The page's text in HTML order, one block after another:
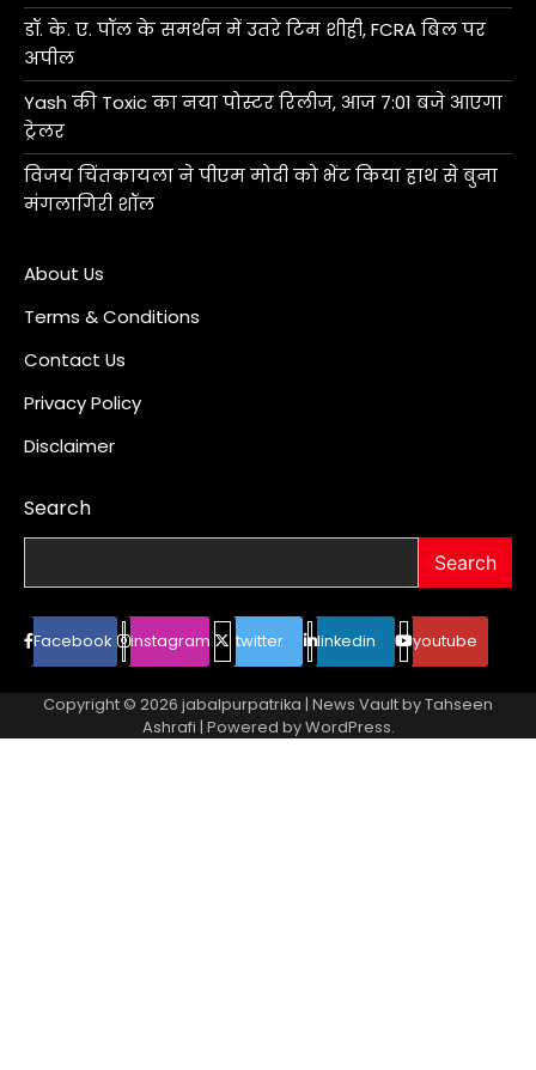
डॉ. के. ए. पॉल के समर्थन में उतरे टिम शीही, FCRA बिल पर
अपील
Yash की Toxic का नया पोस्टर रिलीज, आज 7:01 बजे आएगा
ट्रेलर
विजय चिंतकायला ने पीएम मोदी को भेंट किया हाथ से बुना
मंगलागिरी शॉल
About Us
Terms & Conditions
Contact Us
Privacy Policy
Disclaimer
Search
Search
Facebook instagram twitter linkedin youtube
Copyright © 2026 jabalpurpatrika | News Vault byTahseen
Ashrafi | Powered byWordPress.